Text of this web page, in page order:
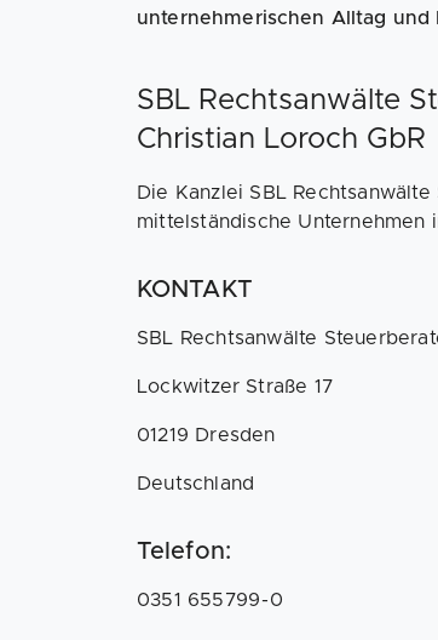
unternehmerischen Alltag
SBL Rechtsanwälte
Christian Loroch GbR
Die Kanzlei SBL
mittelständische Unternehmen
KONTAKT
SBL Rechtsanwälte
Lockwitzer Straße 17
01219 Dresden
Deutschland
Telefon:
0351 655799-0